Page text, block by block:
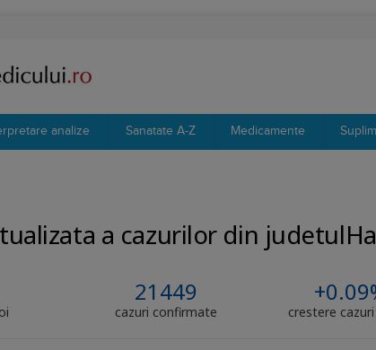
analize Sanatate A-Z Medicamente
a cazurilor din
21449
cazuri confirmate crestere